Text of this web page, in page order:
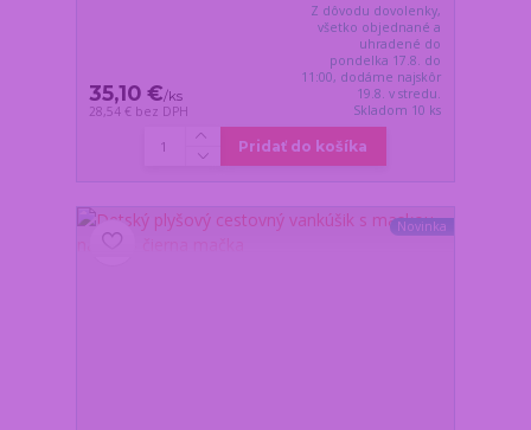
35,10 €/ks
28,54 € bez DPH
Z dôvodu dovolenky,
všetko objednané a
uhradené do
pondelka 17.8. do
11:00, dodáme najskôr
19.8. v stredu.
Skladom 10 ks
Pridať do košíka
Novinka